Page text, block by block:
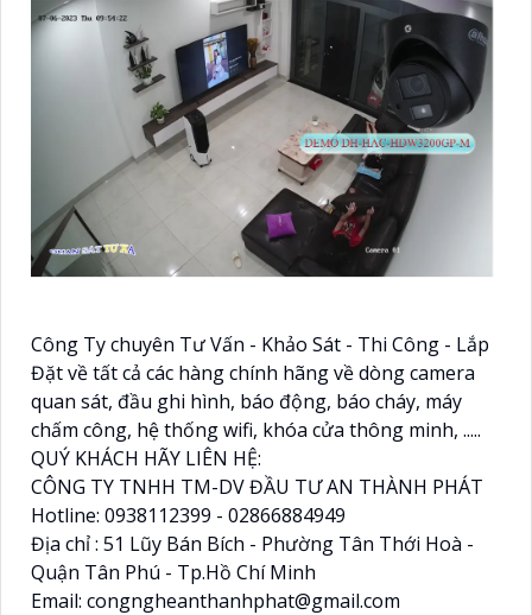
Công Ty chuyên Tư Vấn - Khảo Sát - Thi Công - Lắp
Đặt về tất cả các hàng chính hãng về dòng camera
quan sát, đầu ghi hình, báo động, báo cháy, máy
chấm công, hệ thống wifi, khóa cửa thông minh, .....
QUÝ KHÁCH HÃY LIÊN HỆ:
CÔNG TY TNHH TM-DV ĐẦU TƯ AN THÀNH PHÁT
Hotline: 0938112399 - 02866884949
Địa chỉ : 51 Lũy Bán Bích - Phường Tân Thới Hoà -
Quận Tân Phú - Tp.Hồ Chí Minh
Email: congngheanthanhphat@gmail.com